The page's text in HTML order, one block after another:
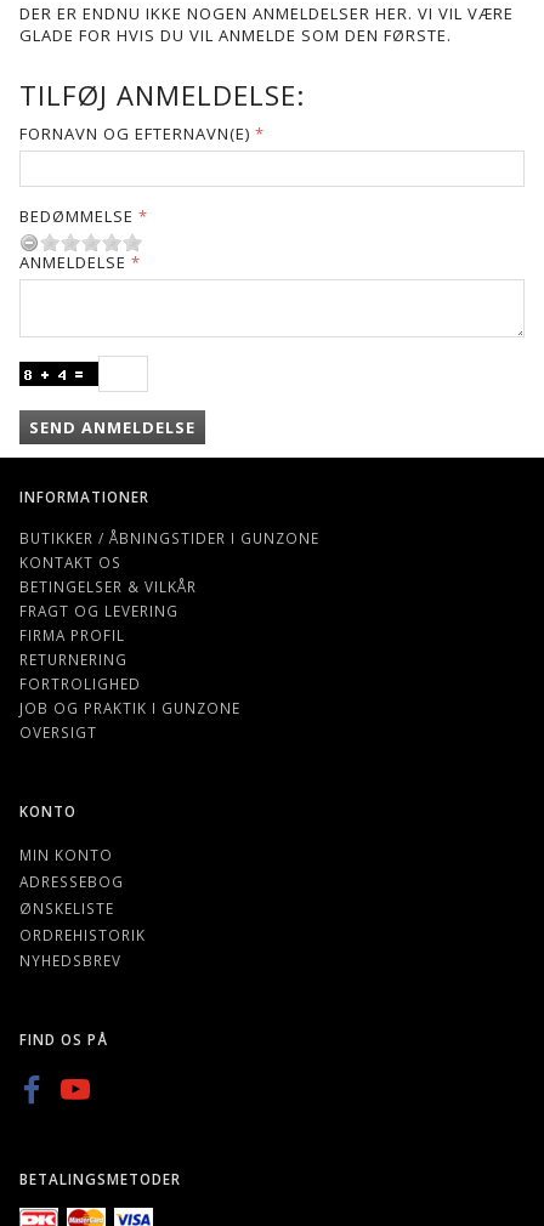
DER ER ENDNU IKKE NOGEN ANMELDELSER HER. VI VIL VÆRE
GLADE FOR HVIS DU VIL ANMELDE SOM DEN FØRSTE.
TILFØJ ANMELDELSE:
FORNAVN OG EFTERNAVN(E)
BEDØMMELSE
ANMELDELSE
SEND ANMELDELSE
INFORMATIONER
BUTIKKER / ÅBNINGSTIDER I GUNZONE
KONTAKT OS
BETINGELSER & VILKÅR
FRAGT OG LEVERING
FIRMA PROFIL
RETURNERING
FORTROLIGHED
JOB OG PRAKTIK I GUNZONE
OVERSIGT
KONTO
MIN KONTO
ADRESSEBOG
ØNSKELISTE
ORDREHISTORIK
NYHEDSBREV
FIND OS PÅ
BETALINGSMETODER